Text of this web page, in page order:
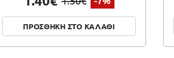
ΠΡΟΣΘΗΚΗ ΣΤΟ ΚΑΛΑΘΙ